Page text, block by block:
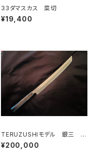
33ダマスカス 菜切
¥19,400
TERUZUSHIモデル 銀三 黒
檀柄 先丸330
¥200,000